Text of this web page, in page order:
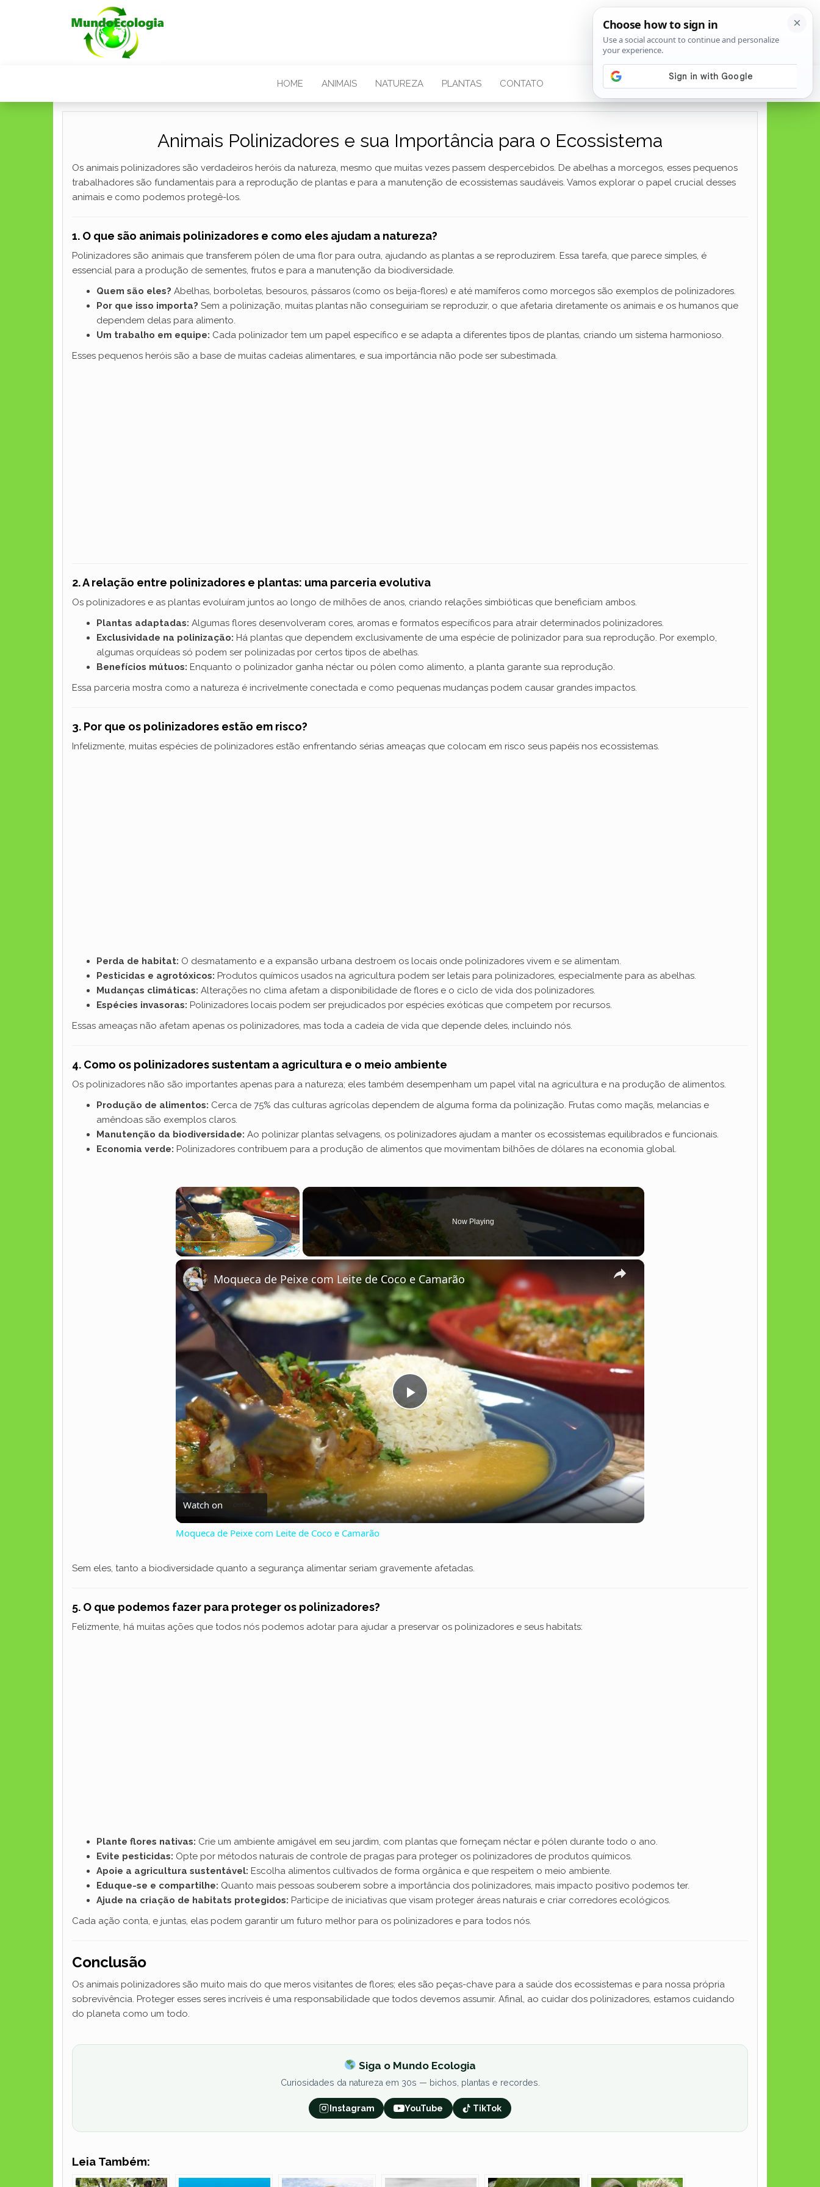
HOME ANIMAIS NATUREZA PLANTAS CONTATO
Animais Polinizadores e sua Importância para o Ecossistema
Os animais polinizadores são verdadeiros heróis da natureza, mesmo que muitas vezes passem despercebidos. De abelhas a morcegos, esses pequenos
trabalhadores são fundamentais para a reprodução de plantas e para a manutenção de ecossistemas saudáveis. Vamos explorar o papel crucial desses
animais e como podemos protegê-los.
1. O que são animais polinizadores e como eles ajudam a natureza?
Polinizadores são animais que transferem pólen de uma flor para outra, ajudando as plantas a se reproduzirem. Essa tarefa, que parece simples, é
essencial para a produção de sementes, frutos e para a manutenção da biodiversidade.
Quem são eles? Abelhas, borboletas, besouros, pássaros (como os beija-flores) e até mamíferos como morcegos são exemplos de polinizadores.
Por que isso importa? Sem a polinização, muitas plantas não conseguiriam se reproduzir, o que afetaria diretamente os animais e os humanos que
dependem delas para alimento.
Um trabalho em equipe: Cada polinizador tem um papel específico e se adapta a diferentes tipos de plantas, criando um sistema harmonioso.
Esses pequenos heróis são a base de muitas cadeias alimentares, e sua importância não pode ser subestimada.
2. A relação entre polinizadores e plantas: uma parceria evolutiva
Os polinizadores e as plantas evoluíram juntos ao longo de milhões de anos, criando relações simbióticas que beneficiam ambos.
Plantas adaptadas: Algumas flores desenvolveram cores, aromas e formatos específicos para atrair determinados polinizadores.
Exclusividade na polinização: Há plantas que dependem exclusivamente de uma espécie de polinizador para sua reprodução. Por exemplo,
algumas orquídeas só podem ser polinizadas por certos tipos de abelhas.
Benefícios mútuos: Enquanto o polinizador ganha néctar ou pólen como alimento, a planta garante sua reprodução.
Essa parceria mostra como a natureza é incrivelmente conectada e como pequenas mudanças podem causar grandes impactos.
3. Por que os polinizadores estão em risco?
Infelizmente, muitas espécies de polinizadores estão enfrentando sérias ameaças que colocam em risco seus papéis nos ecossistemas.
Perda de habitat: O desmatamento e a expansão urbana destroem os locais onde polinizadores vivem e se alimentam.
Pesticidas e agrotóxicos: Produtos químicos usados na agricultura podem ser letais para polinizadores, especialmente para as abelhas.
Mudanças climáticas: Alterações no clima afetam a disponibilidade de flores e o ciclo de vida dos polinizadores.
Espécies invasoras: Polinizadores locais podem ser prejudicados por espécies exóticas que competem por recursos.
Essas ameaças não afetam apenas os polinizadores, mas toda a cadeia de vida que depende deles, incluindo nós.
4. Como os polinizadores sustentam a agricultura e o meio ambiente
Os polinizadores não são importantes apenas para a natureza; eles também desempenham um papel vital na agricultura e na produção de alimentos.
Produção de alimentos: Cerca de 75% das culturas agrícolas dependem de alguma forma da polinização. Frutas como maçãs, melancias e
amêndoas são exemplos claros.
Manutenção da biodiversidade: Ao polinizar plantas selvagens, os polinizadores ajudam a manter os ecossistemas equilibrados e funcionais.
Economia verde: Polinizadores contribuem para a produção de alimentos que movimentam bilhões de dólares na economia global.
×
Now Playing
×
P
l
a
y
d
Moqueca de Peixe com Leite de Coco e Camarão
Watch on
Moqueca de Peixe com Leite de Coco e Camarão
Sem eles, tanto a biodiversidade quanto a segurança alimentar seriam gravemente afetadas.
5. O que podemos fazer para proteger os polinizadores?
Felizmente, há muitas ações que todos nós podemos adotar para ajudar a preservar os polinizadores e seus habitats:
Plante flores nativas: Crie um ambiente amigável em seu jardim, com plantas que forneçam néctar e pólen durante todo o ano.
Evite pesticidas: Opte por métodos naturais de controle de pragas para proteger os polinizadores de produtos químicos.
Apoie a agricultura sustentável: Escolha alimentos cultivados de forma orgânica e que respeitem o meio ambiente.
Eduque-se e compartilhe: Quanto mais pessoas souberem sobre a importância dos polinizadores, mais impacto positivo podemos ter.
Ajude na criação de habitats protegidos: Participe de iniciativas que visam proteger áreas naturais e criar corredores ecológicos.
Cada ação conta, e juntas, elas podem garantir um futuro melhor para os polinizadores e para todos nós.
Conclusão
Os animais polinizadores são muito mais do que meros visitantes de flores; eles são peças-chave para a saúde dos ecossistemas e para nossa própria
sobrevivência. Proteger esses seres incríveis é uma responsabilidade que todos devemos assumir. Afinal, ao cuidar dos polinizadores, estamos cuidando
do planeta como um todo.
Siga o Mundo Ecologia
Curiosidades da natureza em 30s — bichos, plantas e recordes.
Instagram YouTube TikTok
Leia Também: